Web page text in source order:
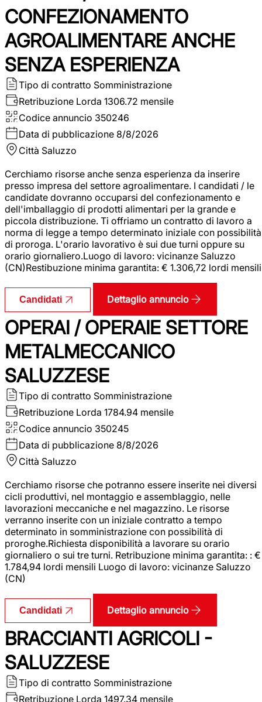
CONFEZIONAMENTO
AGROALIMENTARE ANCHE
SENZA ESPERIENZA
Tipo di contratto Somministrazione
Retribuzione Lorda 1306.72 mensile
Codice annuncio 350246
Data di pubblicazione 8/8/2026
Città Saluzzo
Cerchiamo risorse anche senza esperienza da inserire
presso impresa del settore agroalimentare. I candidati / le
candidate dovranno occuparsi del confezionamento e
dell'imballaggio di prodotti alimentari per la grande e
piccola distribuzione. Ti offriamo un contratto di lavoro a
norma di legge a tempo determinato iniziale con possibilità
di proroga. L'orario lavorativo è sui due turni oppure su
orario giornaliero.Luogo di lavoro: vicinanze Saluzzo
(CN)Restibuzione minima garantita: € 1.306,72 lordi mensili
Candidati Dettaglio annuncio
OPERAI / OPERAIE SETTORE
METALMECCANICO
SALUZZESE
Tipo di contratto Somministrazione
Retribuzione Lorda 1784.94 mensile
Codice annuncio 350245
Data di pubblicazione 8/8/2026
Città Saluzzo
Cerchiamo risorse che potranno essere inserite nei diversi
cicli produttivi, nel montaggio e assemblaggio, nelle
lavorazioni meccaniche e nel magazzino. Le risorse
verranno inserite con un iniziale contratto a tempo
determinato in somministrazione con possibilità di
proroghe.Richiesta disponibilità a lavorare su orario
giornaliero o sui tre turni. Retribuzione minima garantita: : €
1.784,94 lordi mensili Luogo di lavoro: vicinanze Saluzzo
(CN)
Candidati Dettaglio annuncio
BRACCIANTI AGRICOLI -
SALUZZESE
Tipo di contratto Somministrazione
Retribuzione Lorda 1497.34 mensile